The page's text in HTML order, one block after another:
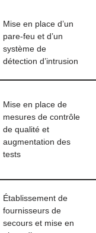
Mise en place d’un
pare-feu et d’un
système de
détection d’intrusion
Mise en place de
mesures de contrôle
de qualité et
augmentation des
tests
Établissement de
fournisseurs de
secours et mise en